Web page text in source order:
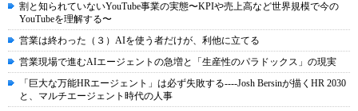
割と知られていないYouTube事業の実態〜KPIや売上高など世界規模で今の
YouTubeを理解する〜
営業は終わった（３）AIを使う者だけが、利他に立てる
営業現場で進むAIエージェントの急増と「生産性のパラドックス」の現実
「巨大な万能HRエージェント」は必ず失敗する----Josh Bersinが描くHR 2030
と、マルチエージェント時代の人事